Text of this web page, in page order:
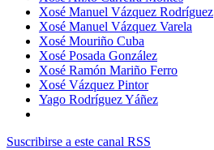
Xosé Manuel Vázquez Rodríguez
Xosé Manuel Vázquez Varela
Xosé Mouriño Cuba
Xosé Posada González
Xosé Ramón Mariño Ferro
Xosé Vázquez Pintor
Yago Rodríguez Yáñez
Suscribirse a este canal RSS